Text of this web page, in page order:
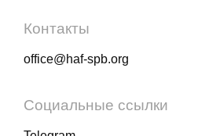
Контакты
office@haf-spb.org
Социальные ссылки